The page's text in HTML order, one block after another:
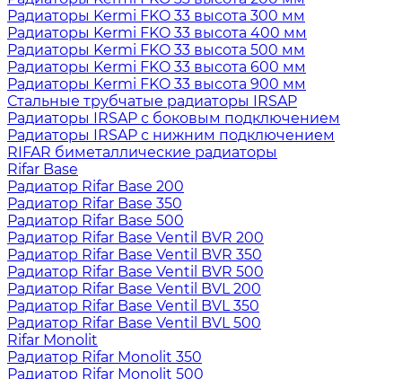
Радиаторы Kermi FKO 33 высота 300 мм
Радиаторы Kermi FKO 33 высота 400 мм
Радиаторы Kermi FKO 33 высота 500 мм
Радиаторы Kermi FKO 33 высота 600 мм
Радиаторы Kermi FKO 33 высота 900 мм
Стальные трубчатые радиаторы IRSAP
Радиаторы IRSAP с боковым подключением
Радиаторы IRSAP с нижним подключением
RIFAR биметаллические радиаторы
Rifar Base
Радиатор Rifar Base 200
Радиатор Rifar Base 350
Радиатор Rifar Base 500
Радиатор Rifar Base Ventil BVR 200
Радиатор Rifar Base Ventil BVR 350
Радиатор Rifar Base Ventil BVR 500
Радиатор Rifar Base Ventil BVL 200
Радиатор Rifar Base Ventil BVL 350
Радиатор Rifar Base Ventil BVL 500
Rifar Monolit
Радиатор Rifar Monolit 350
Радиатор Rifar Monolit 500